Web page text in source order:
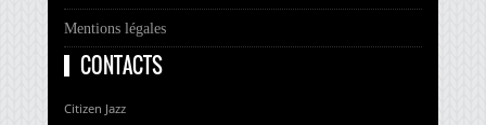
Mentions légales
CONTACTS
Citizen Jazz